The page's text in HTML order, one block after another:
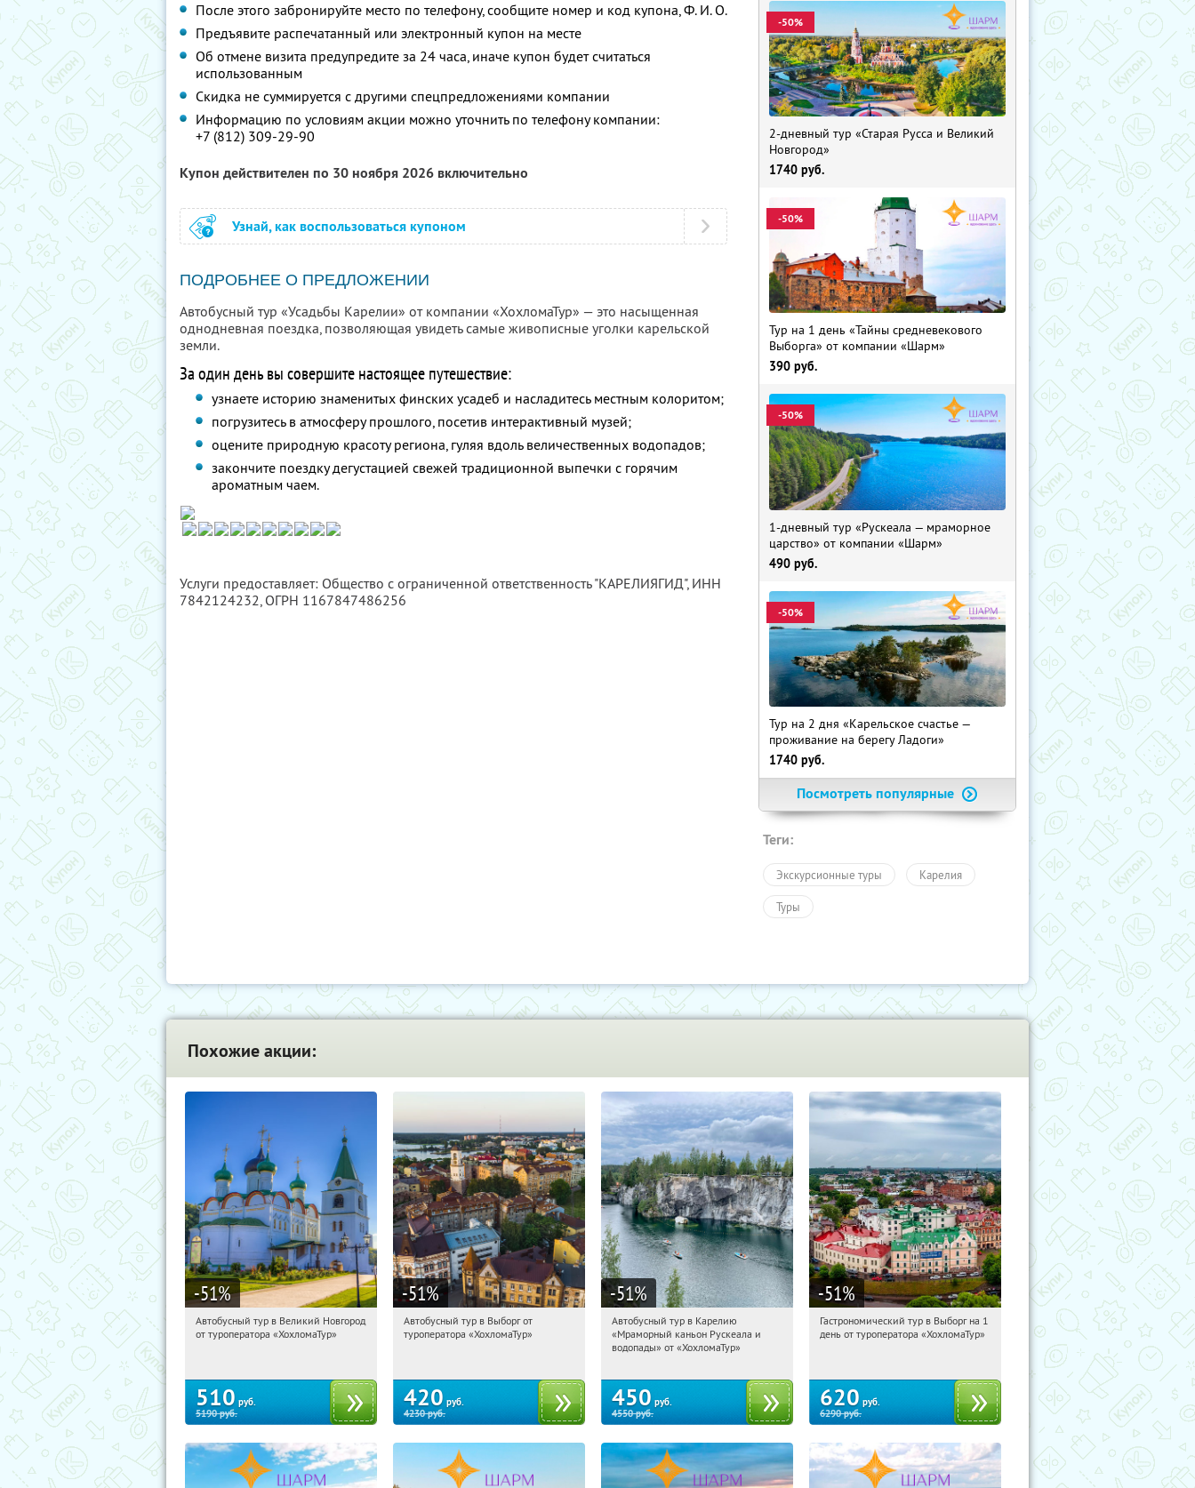
После этого забронируйте место по телефону, сообщите номер и код купона, Ф. И. О.
Предъявите распечатанный или электронный купон на месте
Об отмене визита предупредите за 24 часа, иначе купон будет считаться
использованным
Скидка не суммируется с другими спецпредложениями компании
Информацию по условиям акции можно уточнить по телефону компании:
+7 (812) 309-29-90
Купон действителен по 30 ноября 2026 включительно
Узнай, как воспользоваться купоном
ПОДРОБНЕЕ О ПРЕДЛОЖЕНИИ
Автобусный тур «Усадьбы Карелии» от компании «ХохломаТур» — это насыщенная
однодневная поездка, позволяющая увидеть самые живописные уголки карельской
земли.
За один день вы совершите настоящее путешествие:
узнаете историю знаменитых финских усадеб и насладитесь местным колоритом;
погрузитесь в атмосферу прошлого, посетив интерактивный музей;
оцените природную красоту региона, гуляя вдоль величественных водопадов;
закончите поездку дегустацией свежей традиционной выпечки с горячим
ароматным чаем.
Услуги предоставляет: Общество с ограниченной ответственность "КАРЕЛИЯГИД", ИНН
7842124232, ОГРН 1167847486256
-50%
2-дневный тур «Старая Русса и Великий
Новгород»
1740 руб.
-50%
Тур на 1 день «Тайны средневекового
Выборга» от компании «Шарм»
390 руб.
-50%
1-дневный тур «Рускеала — мраморное
царство» от компании «Шарм»
490 руб.
-50%
Тур на 2 дня «Карельское счастье —
проживание на берегу Ладоги»
1740 руб.
Посмотреть популярные
Теги:
Экскурсионные туры Карелия
Туры
Похожие акции:
-51%
16:53:29 Купили:2
Автобусный тур в Великий Новгород
от туроператора «ХохломаТур»
510 руб.
5190руб.
-51%
16:53:29 Купили:
Автобусный тур в Выборг от
туроператора «ХохломаТур»
420 руб.
4230руб.
-51%
16:53:29 Купили:
Сенная площадь
Автобусный тур в Карелию
«Мраморный каньон Рускеала и
водопады» от «ХохломаТур»
450 руб.
4550руб.
-51%
16:53:29 Купили:5
Гастрономический тур в Выборг на 1
день от туроператора «ХохломаТур»
620 руб.
6290руб.